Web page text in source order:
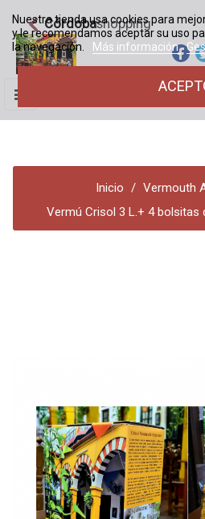
Córdobashopping
Navegación
de
palanca
☰
Nuestra tienda usa cookies para
y le recomendamos aceptar su uso
la navegación.
Más información
Inicio
Vermouth
Vermú Crisol 3 L.+ 4 bolsitas